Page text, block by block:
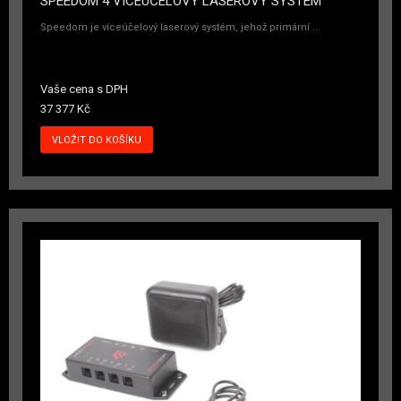
Speedom je víceúčelový laserový systém, jehož primární ...
Vaše cena s DPH
37 377 Kč